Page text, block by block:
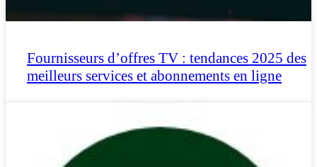
Fournisseurs d’offres TV : tendances 2025 des
meilleurs services et abonnements en ligne